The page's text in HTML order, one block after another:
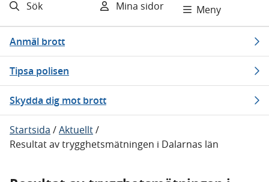
Sök Mina sidor Meny
Anmäl brott
Tipsa polisen
Skydda dig mot brott
Startsida /Aktuellt/
Resultat av trygghetsmätningen i Dalarnas län